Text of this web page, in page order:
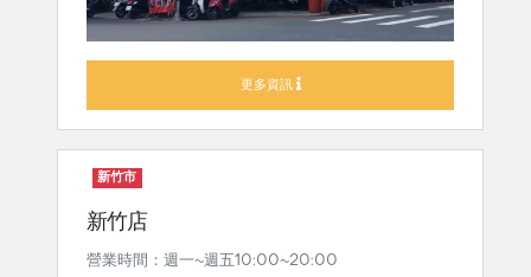
更多資訊
新竹市
新竹店
營業時間：週一~週五10:00~20:00